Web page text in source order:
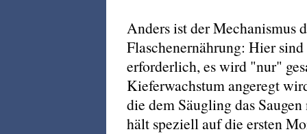
Anders ist der Mechanismus
Flaschenernährung: Hier
erforderlich, es wird "nur"
Kieferwachstum angeregt
die dem Säugling das
hält speziell auf die ersten